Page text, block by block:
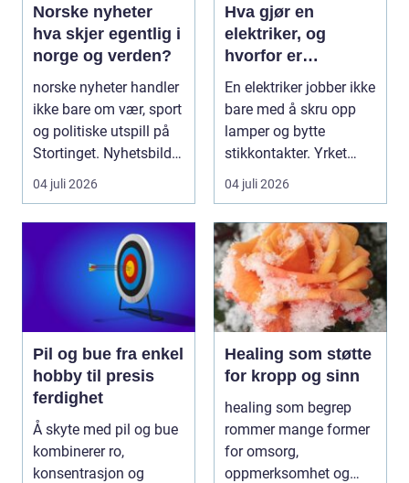
Norske nyheter
hva skjer egentlig i
norge og verden?
norske nyheter handler
ikke bare om vær, sport
og politiske utspill på
Stortinget. Nyhetsbildet
form...
04 juli 2026
Hva gjør en
elektriker, og
hvorfor er
fagkunnskap så
viktig?
En elektriker jobber ikke
bare med å skru opp
lamper og bytte
stikkontakter. Yrket
handler om sikker...
04 juli 2026
Pil og bue fra enkel
hobby til presis
ferdighet
Å skyte med pil og bue
kombinerer ro,
konsentrasjon og
Healing som støtte
for kropp og sinn
healing som begrep
rommer mange former
for omsorg,
oppmerksomhet og